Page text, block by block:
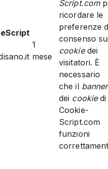
1
mese
Script.com
ricordare le
preferenze
consenso
cookiedei
visitatori. È
necessario
che il banner
dei cookiedi
Cookie-
Script.com
funzioni